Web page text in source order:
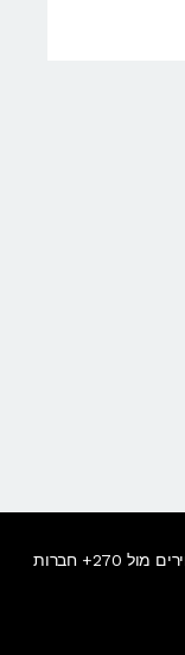
© כל הזכויות שמורות – Railways – השוואת מחירים מול 270+ חברות